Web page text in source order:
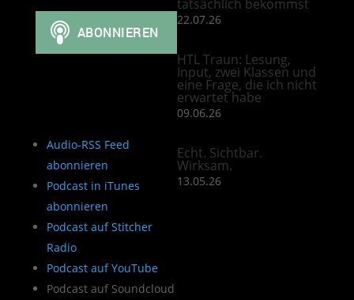
Audio-RSS Feed
abonnieren
Podcast in iTunes
abonnieren
Podcast auf Stitcher
Radio
Podcast auf YouTube
Podcast auf Soundcloud
tatsächlich bekommst
22.07.26
HTL Traun: Lesung,
Input, zwei Klassen und
eine Frage, die ich nicht
erwartet habe
09.06.26
Echt. Sichtbar.
Wirksam.
13.05.26